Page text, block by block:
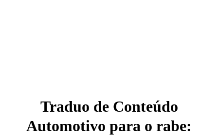
Traduo de Conteúdo
Automotivo para o rabe: